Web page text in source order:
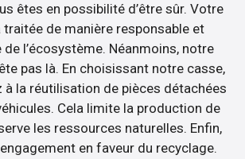
êtes en possibilité d’être sûr. Votre
de manière responsable et
l’écosystème. Néanmoins, notre
pas là. En choisissant notre casse,
à la réutilisation de pièces détachées
Cela limite la production de
les ressources naturelles. Enfin,
en faveur du recyclage.